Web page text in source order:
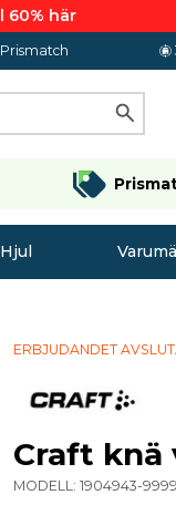
60% här
Prismatch
Hjul
ERBJUDANDET
Craft knä
MODELL:1904943-9999